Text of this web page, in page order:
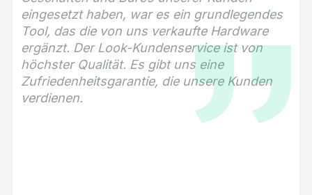
eingesetzt haben, war es ein grundlegendes
Tool, das die von uns verkaufte Hardware
ergänzt. Der Look-Kundenservice ist von
höchster Qualität. Es gibt uns eine
Zufriedenheitsgarantie, die unsere Kunden
verdienen.